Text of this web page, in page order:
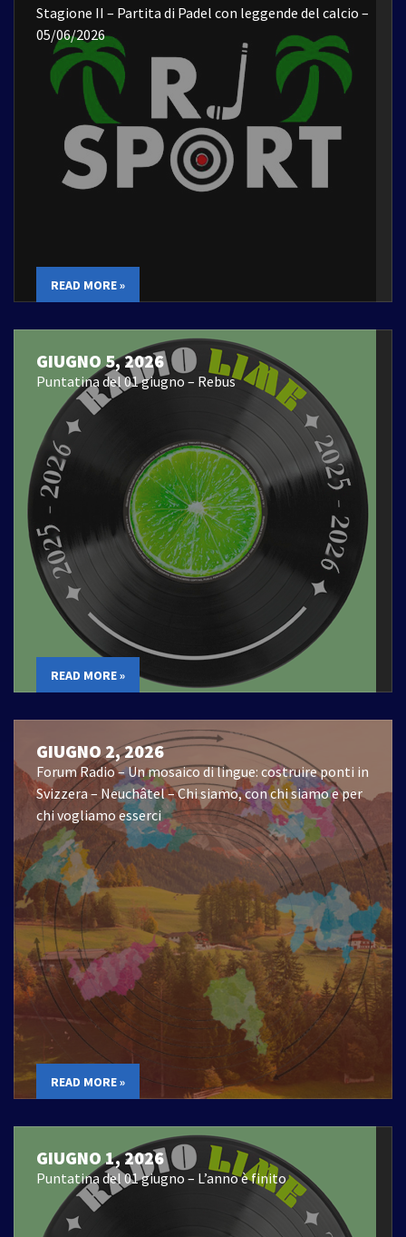
Stagione II – Partita di Padel con leggende del calcio –
05/06/2026
READ MORE »
GIUGNO 5, 2026
Puntatina del 01 giugno – Rebus
READ MORE »
GIUGNO 2, 2026
Forum Radio – Un mosaico di lingue: costruire ponti in
Svizzera – Neuchâtel – Chi siamo, con chi siamo e per
chi vogliamo esserci
READ MORE »
GIUGNO 1, 2026
Puntatina del 01 giugno – L’anno è finito